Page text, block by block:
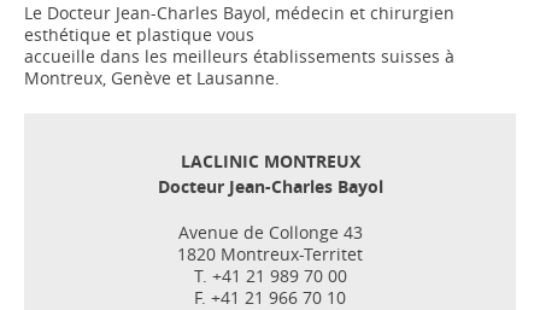
Le Docteur Jean-Charles Bayol, médecin et chirurgien
esthétique et plastique vous
accueille dans les meilleurs établissements suisses à
Montreux, Genève et Lausanne.
LACLINIC MONTREUX
Docteur Jean-Charles Bayol
Avenue de Collonge 43
1820 Montreux-Territet
T. +41 21 989 70 00
F. +41 21 966 70 10